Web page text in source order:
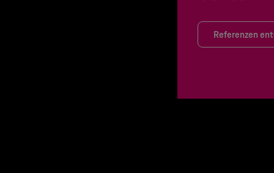
Referenzen